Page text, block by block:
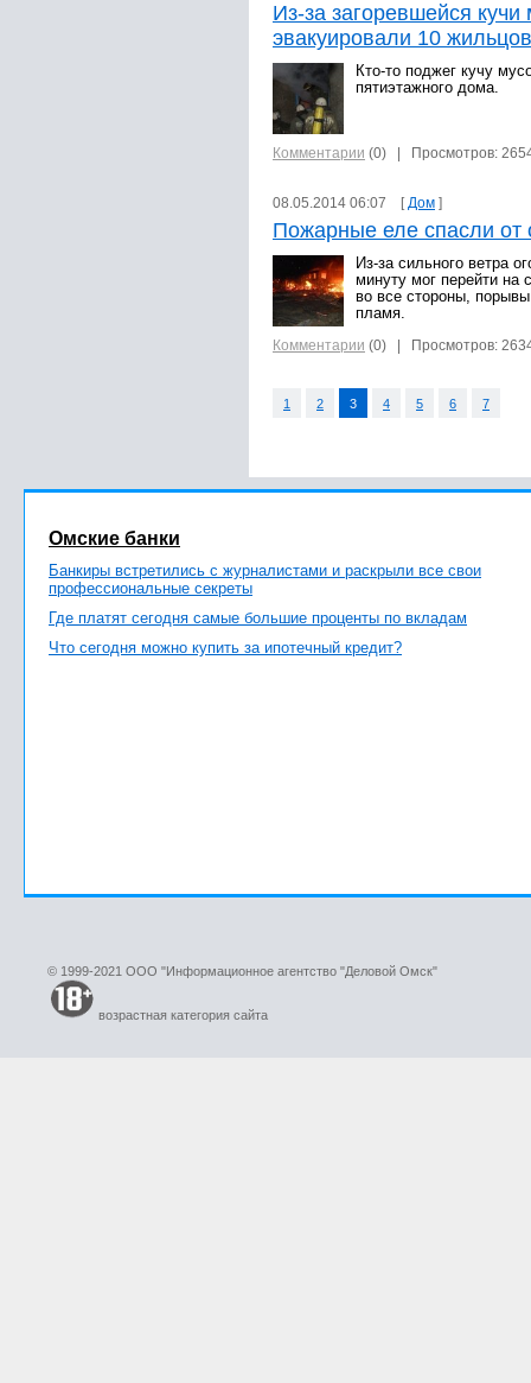
Из-за загоревшейся кучи
эвакуировали 10 жильцов
Кто-то поджег кучу
пятиэтажного дома.
Комментарии (0) | Просмотров:
08.05.2014 06:07 [ Дом ]
Пожарные еле спасли от
Из-за сильного ветра
минуту мог перейти
во все стороны,
пламя.
Комментарии (0) | Просмотров:
1 2 3 4 5 6 7
Омские банки
Банкиры встретились с журналистами и раскрыли все свои
профессиональные секреты
Где платят сегодня самые большие проценты по вкладам
Что сегодня можно купить за ипотечный кредит?
© 1999-2021 ООО "Информационное агентство "Деловой Омск"
возрастная категория сайта